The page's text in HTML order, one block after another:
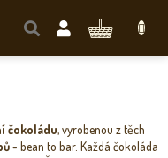
NÁKUPNÍ
čokoládu, vyrobenou z těch
- bean to bar. Každá čokoláda